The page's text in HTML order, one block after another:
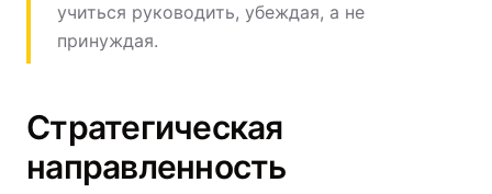
учиться руководить, убеждая, а не
принуждая.
Стратегическая
направленность